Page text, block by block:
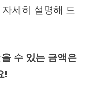
세히 설명해 드
수 있는 금액은
!